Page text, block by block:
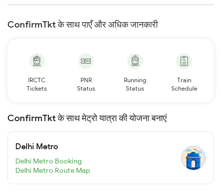
ConfirmTkt के साथ पाएँ और अधिक जानकारी
IRCTC
Tickets
PNR
Status
Running
Status
Train
Schedule
ConfirmTkt के साथ मेट्रो यात्रा की योजना बनाएं
Delhi Metro
Delhi Metro Booking
Delhi Metro Route Map